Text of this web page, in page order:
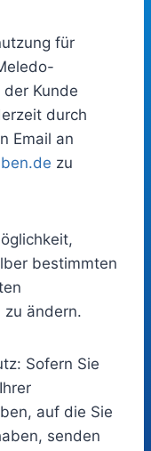
für
Kunde
durch
Email an
zu
bestimmten
zu ändern.
Sofern Sie
auf die Sie
senden